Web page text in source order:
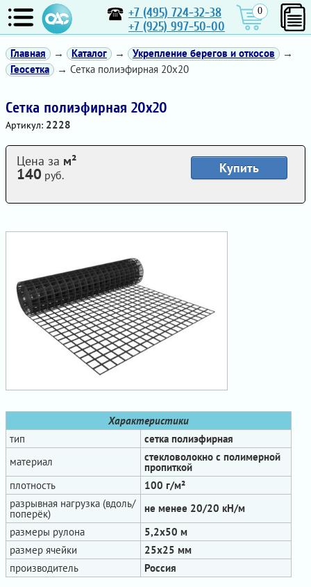
+7 (495) 724-32-38
+7 (925) 997-50-00
0
Главная → Каталог → Укрепление берегов и откосов
→
Геосетка
→ Сетка полиэфирная 20х20
Сетка полиэфирная 20х20
Артикул: 2228
Характеристики
тип
сетка полиэфирная
материал
стекловолокно с полимерной
пропиткой
плотность
100 г/м²
разрывная нагрузка (вдоль/
поперёк)
не менее 20/20 кН/м
размеры рулона
5,2х50 м
размер ячейки
25x25 мм
производитель
Россия
Купить
Цена за м²
140 руб.